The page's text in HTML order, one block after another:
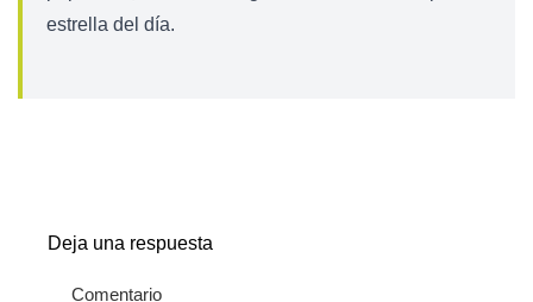
estrella del día.
Deja una respuesta
Comentario